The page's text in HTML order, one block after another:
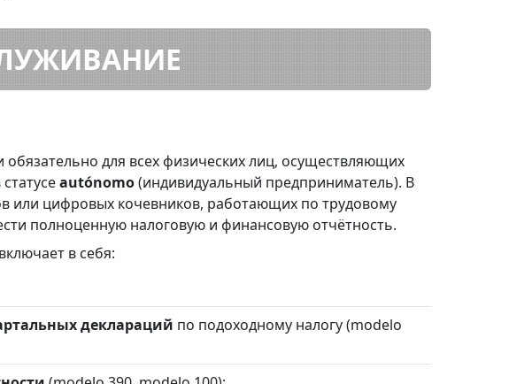
обязательно для всех физических лиц, осуществляющих
autónomo(индивидуальный предприниматель). В
или цифровых кочевников, работающих по трудовому
полноценную налоговую и финансовую отчётность.
в себя:
деклараций по подоходному налогу (modelo